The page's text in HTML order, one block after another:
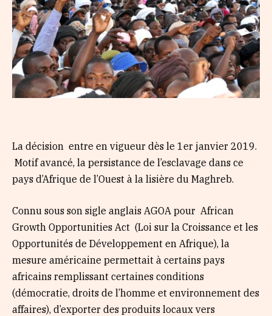
La décision entre en vigueur dès le 1er janvier 2019.
Motif avancé, la persistance de l’esclavage dans ce
pays d’Afrique de l’Ouest à la lisière du Maghreb.
Connu sous son sigle anglais AGOA pour African
Growth Opportunities Act (Loi sur la Croissance et les
Opportunités de Développement en Afrique), la
mesure américaine permettait à certains pays
africains remplissant certaines conditions
(démocratie, droits de l’homme et environnement des
affaires), d’exporter des produits locaux vers